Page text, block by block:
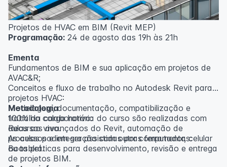
Projetos de HVAC em BIM (Revit MEP)
Programação: 24 de agosto das 19h às 21h
Ementa
Fundamentos de BIM e sua aplicação em projetos de
AVAC&R;
Conceitos e fluxo de trabalho no Autodesk Revit para
projetos HVAC:
Modelagem, documentação, compatibilização e
trabalho colaborativo:
Recursos avançados do Revit, automação de
processos e integração com outras ferramentas:
Boas práticas para desenvolvimento, revisão e entrega
de projetos BIM.
Metodologia
100% da carga horária do curso são realizadas com
aulas ao vivo.
As aulas podem ser assistidas por computador, celular
ou tablet.